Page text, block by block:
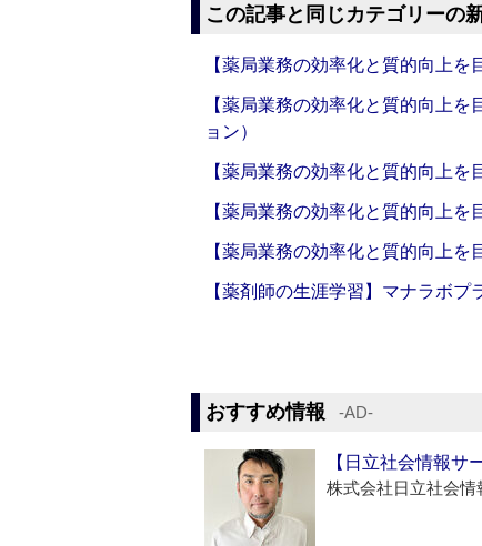
この記事と同じカテゴリーの
【薬局業務の効率化と質的向上を
【薬局業務の効率化と質的向上
ョン）
【薬局業務の効率化と質的向上を
【薬局業務の効率化と質的向上を
【薬局業務の効率化と質的向上
【薬剤師の生涯学習】マナラボプ
おすすめ情報 ‐AD‐
【日立社会情報サ
株式会社日立社会情